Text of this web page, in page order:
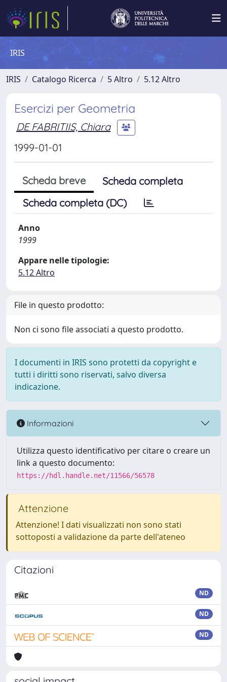
IRIS
IRIS Catalogo Ricerca 5 Altro 5.12 Altro
Esercizi per Geometria
DE FABRITIIS, Chiara
1999-01-01
Scheda breve
Scheda completa
Scheda completa (DC)
Anno
1999
Appare nelle tipologie:
5.12 Altro
File in questo prodotto:
Non ci sono file associati a questo prodotto.
I documenti in IRIS sono protetti da copyright e
tutti i diritti sono riservati, salvo diversa
indicazione.
Informazioni
Utilizza questo identificativo per citare o creare un
link a questo documento:
https://hdl.handle.net/11566/56578
Attenzione
Attenzione! I dati visualizzati non sono stati
sottoposti a validazione da parte dell'ateneo
Citazioni
ND
ND
ND